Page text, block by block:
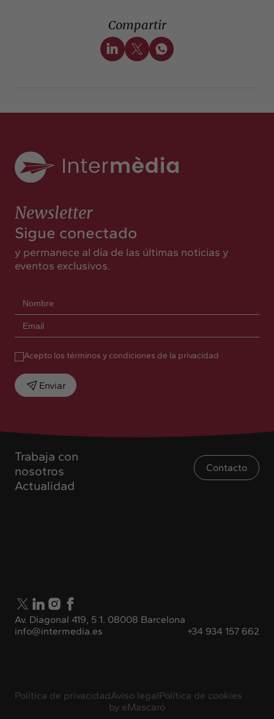
Compartir
Trabaja con
nosotros
Actualidad
Contacto
Av. Diagonal 419, 5 1. 08008 Barcelona
info@intermedia.es
+34 934 157 662
Newsletter
Sigue conectado
y permanece al día de las últimas noticias y
eventos exclusivos.
Acepto los términos y condiciones de la privacidad
Enviar
Política de privacidadAviso legalPolítica de cookies
by eMascaró